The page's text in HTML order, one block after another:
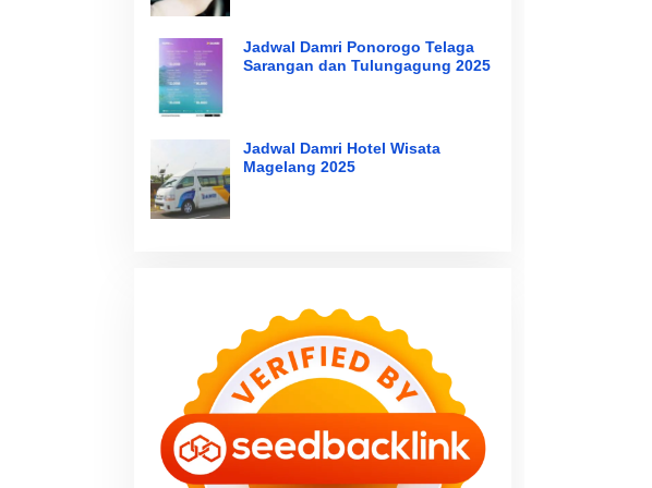
Jadwal Damri Ponorogo Telaga
Sarangan dan Tulungagung 2025
Jadwal Damri Hotel Wisata
Magelang 2025